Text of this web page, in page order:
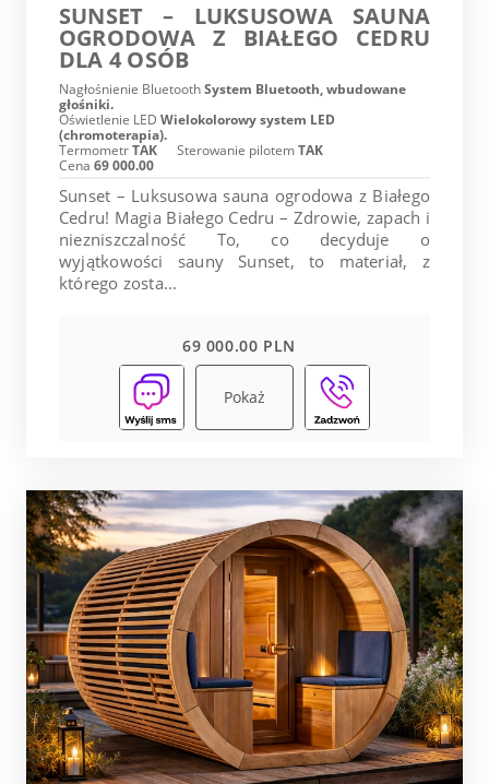
SUNSET – LUKSUSOWA SAUNA
OGRODOWA Z BIAŁEGO CEDRU
DLA 4 OSÓB
Nagłośnienie BluetoothSystem Bluetooth, wbudowane
głośniki.
Oświetlenie LED Wielokolorowy system LED
(chromoterapia).
TermometrTAK Sterowanie pilotemTAK
Cena 69 000.00
Sunset – Luksusowa sauna ogrodowa z Białego
Cedru! Magia Białego Cedru – Zdrowie, zapach i
niezniszczalność To, co decyduje o
wyjątkowości sauny Sunset, to materiał, z
którego zosta...
69 000.00 PLN
Pokaż